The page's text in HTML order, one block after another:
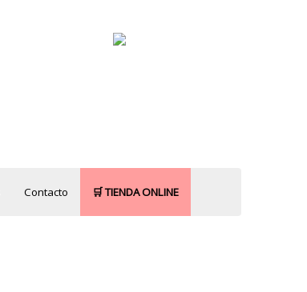
Contacto 🛒 TIENDA ONLINE